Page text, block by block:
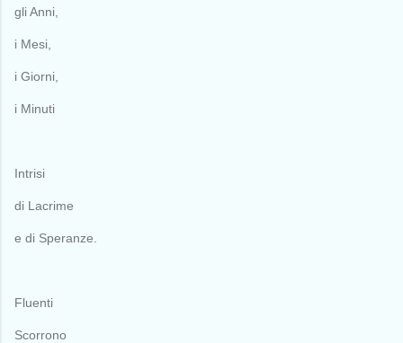
gli Anni,
i Mesi,
i Giorni,
i Minuti
Intrisi
di Lacrime
e di Speranze.
Fluenti
Scorrono